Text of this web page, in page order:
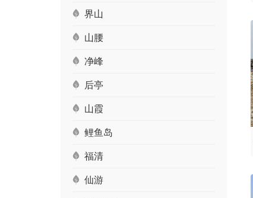
界山
山腰
净峰
后亭
山霞
鲤鱼岛
福清
仙游